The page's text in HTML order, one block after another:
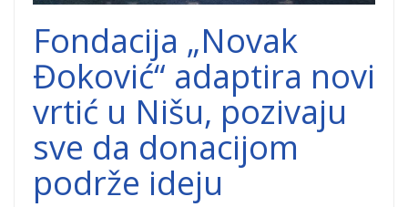
Fondacija „Novak
Đoković“ adaptira novi
vrtić u Nišu, pozivaju
sve da donacijom
podrže ideju